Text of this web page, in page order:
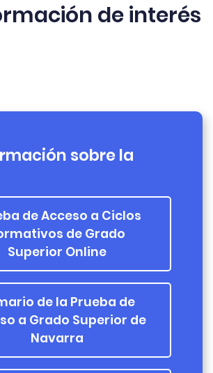
de interés
sobre la
de Acceso a Ciclos
de Grado
Superior Online
de la Prueba de
a Grado Superior de
Navarra